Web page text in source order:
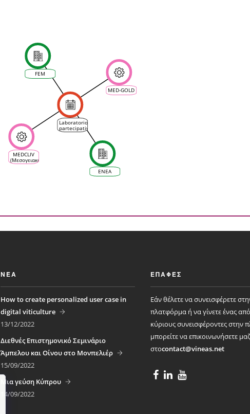
Laboratorio
partecipativo
MED-GOLD
FEM
MEDCLIV
(Μεσογειακό
κλίμα
MED-GOLD
ENEA
ΝΈΑ
How to create personalized user case in
digital viticulture
13/12/2022
Διεθνές Επιστημονικό Σεμινάριο
Άμπελου και Οίνου στο Μονπελιέρ
15/09/2022
Μια γεύση Κύπρου
14/09/2022
ΕΠΑΦΈΣ
Εάν θέλετε να συνεισφέρετε
πλατφόρμα ή να γίνετε ένας
κύριους συνεισφέροντες στην
μπορείτε να επικοινωνήσετε
στοcontact@vineas.net